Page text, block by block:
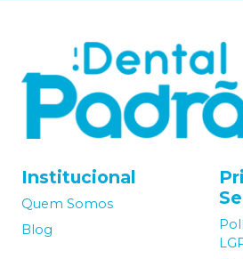
Institucional
Quem Somos
Blog